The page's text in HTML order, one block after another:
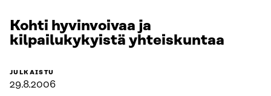
Kohti hyvinvoivaa ja
kilpailukykyistä yhteiskuntaa
JULKAISTU
29.8.2006